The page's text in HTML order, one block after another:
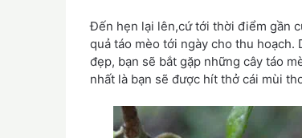
Đến hẹn lại lên,cứ tới thời điểm gần
quả táo mèo tới ngày cho thu
đẹp, bạn sẽ bắt gặp những cây táo
nhất là bạn sẽ được hít thở cái mùi